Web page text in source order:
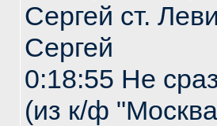
Сергей ст.
Сергей
0:18:55 Не
(из к/ф